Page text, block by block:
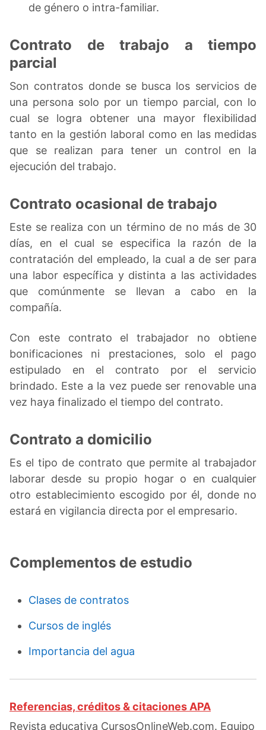
de género o intra-familiar.
Contrato de trabajo a tiempo
parcial
Son contratos donde se busca los servicios de
una persona solo por un tiempo parcial, con lo
cual se logra obtener una mayor flexibilidad
tanto en la gestión laboral como en las medidas
que se realizan para tener un control en la
ejecución del trabajo.
Contrato ocasional de trabajo
Este se realiza con un término de no más de 30
días, en el cual se especifica la razón de la
contratación del empleado, la cual a de ser para
una labor específica y distinta a las actividades
que comúnmente se llevan a cabo en la
compañía.
Con este contrato el trabajador no obtiene
bonificaciones ni prestaciones, solo el pago
estipulado en el contrato por el servicio
brindado. Este a la vez puede ser renovable una
vez haya finalizado el tiempo del contrato.
Contrato a domicilio
Es el tipo de contrato que permite al trabajador
laborar desde su propio hogar o en cualquier
otro establecimiento escogido por él, donde no
estará en vigilancia directa por el empresario.
Complementos de estudio
Clases de contratos
Cursos de inglés
Importancia del agua
Referencias, créditos & citaciones APA
Revista educativa CursosOnlineWeb.com. Equipo